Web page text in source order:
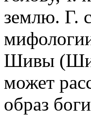
землю. Г.
Шивы
может
образ